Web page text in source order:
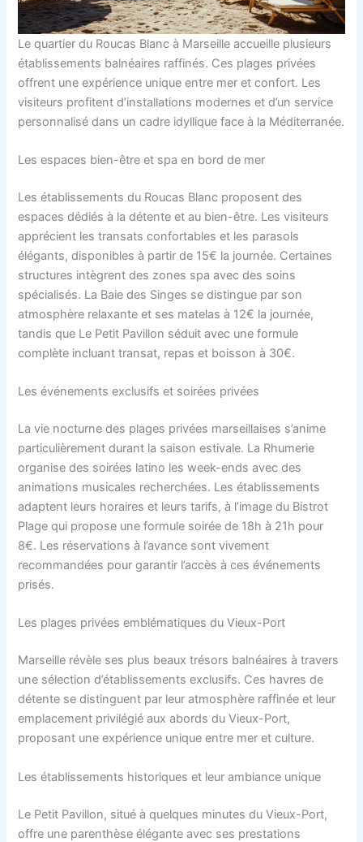
Le quartier du Roucas Blanc à Marseille accueille plusieurs
établissements balnéaires raffinés. Ces plages privées
offrent une expérience unique entre mer et confort. Les
visiteurs profitent d’installations modernes et d’un service
personnalisé dans un cadre idyllique face à la Méditerranée.
Les espaces bien-être et spa en bord de mer
Les établissements du Roucas Blanc proposent des
espaces dédiés à la détente et au bien-être. Les visiteurs
apprécient les transats confortables et les parasols
élégants, disponibles à partir de 15€ la journée. Certaines
structures intègrent des zones spa avec des soins
spécialisés. La Baie des Singes se distingue par son
atmosphère relaxante et ses matelas à 12€ la journée,
tandis que Le Petit Pavillon séduit avec une formule
complète incluant transat, repas et boisson à 30€.
Les événements exclusifs et soirées privées
La vie nocturne des plages privées marseillaises s’anime
particulièrement durant la saison estivale. La Rhumerie
organise des soirées latino les week-ends avec des
animations musicales recherchées. Les établissements
adaptent leurs horaires et leurs tarifs, à l’image du Bistrot
Plage qui propose une formule soirée de 18h à 21h pour
8€. Les réservations à l’avance sont vivement
recommandées pour garantir l’accès à ces événements
prisés.
Les plages privées emblématiques du Vieux-Port
Marseille révèle ses plus beaux trésors balnéaires à travers
une sélection d’établissements exclusifs. Ces havres de
détente se distinguent par leur atmosphère raffinée et leur
emplacement privilégié aux abords du Vieux-Port,
proposant une expérience unique entre mer et culture.
Les établissements historiques et leur ambiance unique
Le Petit Pavillon, situé à quelques minutes du Vieux-Port,
offre une parenthèse élégante avec ses prestations